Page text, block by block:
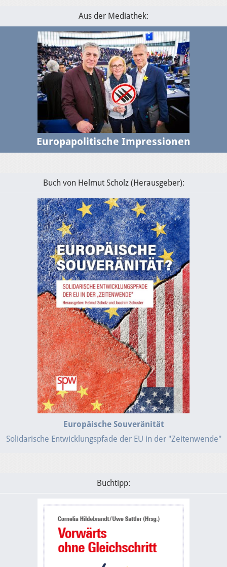
Aus der Mediathek:
Europapolitische Impressionen
Buch von Helmut Scholz (Herausgeber):
Europäische Souveränität
Solidarische Entwicklungspfade der EU in der "Zeitenwende"
Buchtipp: